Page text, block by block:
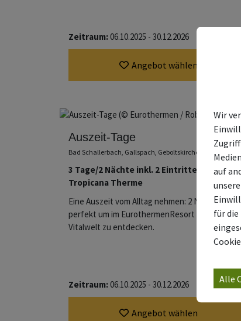
Zeitraum: 06.10.2025 - 30.12.2026
Angebot wählen
Auszeit-Tage
Bad Schallerbach, Gallspach, Geboltskirchen,
3 Tage/2 Nächte inkl. 2 Eintritte in das
Tropicana Therme
Eine Auszeit vom Alltag nehmen: 2 Nächte in
perfekt um im EurothermenResort Bad
Vitalwelt zu entdecken.
Zeitraum: 06.10.2025 - 30.12.2026
Angebot wählen
Wir
auf
für
Alle